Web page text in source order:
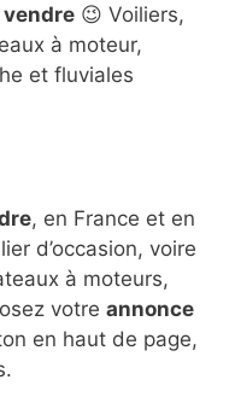
😉 Voiliers,
à moteur,
et fluviales
, en France et en
d’occasion, voire
à moteurs,
votre annonce
en haut de page,